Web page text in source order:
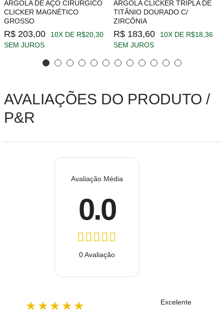
ARGOLA DE AÇO CIRÚRGICO
CLICKER MAGNÉTICO
GROSSO
R$ 203,00
10X DE R$20,30
SEM JUROS
ARGOLA CLICKER TRIPLA DE
TITÂNIO DOURADO C/
ZIRCÔNIA
R$ 183,60
10X DE R$18,36
SEM JUROS
AVALIAÇÕES DO PRODUTO /
P&R
Avaliação Média
0.0
0 Avaliação
★★★★★
Excelente